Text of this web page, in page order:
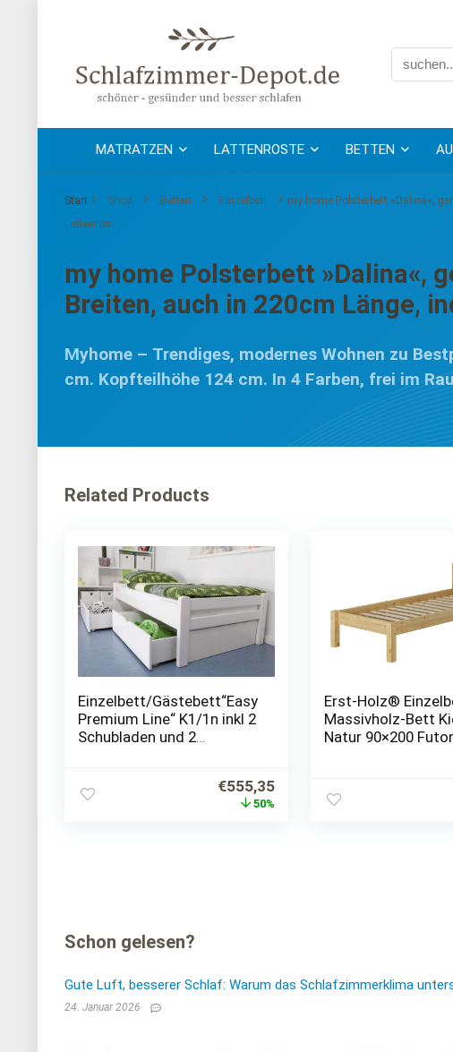
MATRATZEN LATTENROSTE BETTEN
Start Shop Betten Einzelbett
my home Polsterbett »Dalina«,
Lattenrost
my home Polsterbett »Dalina«,
Breiten, auch in 220cm Länge,
Myhome – Trendiges, modernes Wohnen zu
cm. Kopfteilhöhe 124 cm. In 4 Farben, frei im
Related Products
Einzelbett/Gästebett“Easy
Premium Line“ K1/1n inkl 2
Schubladen und 2
weiß lackiert
Ursprünglicher
Preis
€555,35Aktueller
50%
Erst-Holz®
Massivholz-Bett
Natur 90×200
Schon gelesen?
Gute Luft, besserer Schlaf: Warum das Schlafzimmerklima
24. Januar 2026